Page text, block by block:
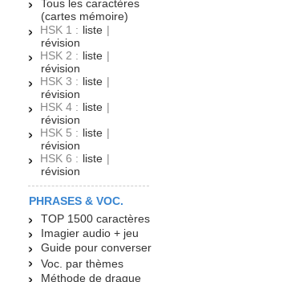
Tous les caractères
(cartes mémoire)
HSK 1 : liste |
révision
HSK 2 : liste |
révision
HSK 3 : liste |
révision
HSK 4 : liste |
révision
HSK 5 : liste |
révision
HSK 6 : liste |
révision
PHRASES & VOC.
TOP 1500 caractères
Imagier audio + jeu
Guide pour converser
Voc. par thèmes
Méthode de drague